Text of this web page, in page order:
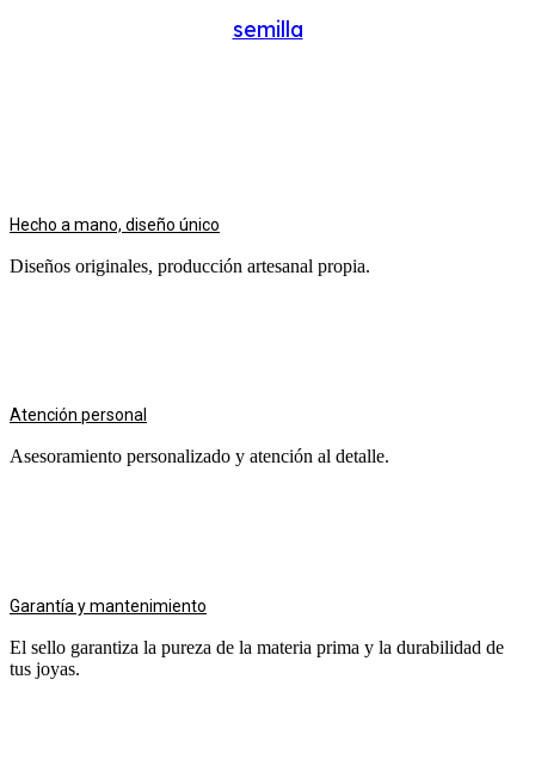
semilla
Hecho a mano, diseño único
Diseños originales, producción artesanal propia.
Atención personal
Asesoramiento personalizado y atención al detalle.
Garantía y mantenimiento
El sello garantiza la pureza de la materia prima y la durabilidad de
tus joyas.